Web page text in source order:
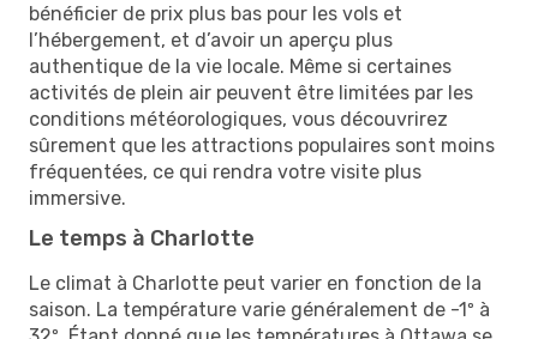
bénéficier de prix plus bas pour les vols et
l’hébergement, et d’avoir un aperçu plus
authentique de la vie locale. Même si certaines
activités de plein air peuvent être limitées par les
conditions météorologiques, vous découvrirez
sûrement que les attractions populaires sont moins
fréquentées, ce qui rendra votre visite plus
immersive.
Le temps à Charlotte
Le climat à Charlotte peut varier en fonction de la
saison. La température varie généralement de -1º à